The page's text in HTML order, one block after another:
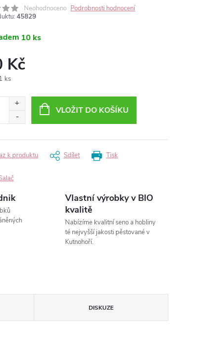
Neohodnoceno Podrobnosti hodnocení
45829
10 ks
Kč
ks
VLOŽIT DO KOŠÍKU
Tisk
k produktu Sdílet
Vlastní výrobky v BIO
kvalitě
Nabízíme kvalitní seno a hobliny
té nejvyšší jakosti pěstované v
Kutnohoří.
DISKUZE